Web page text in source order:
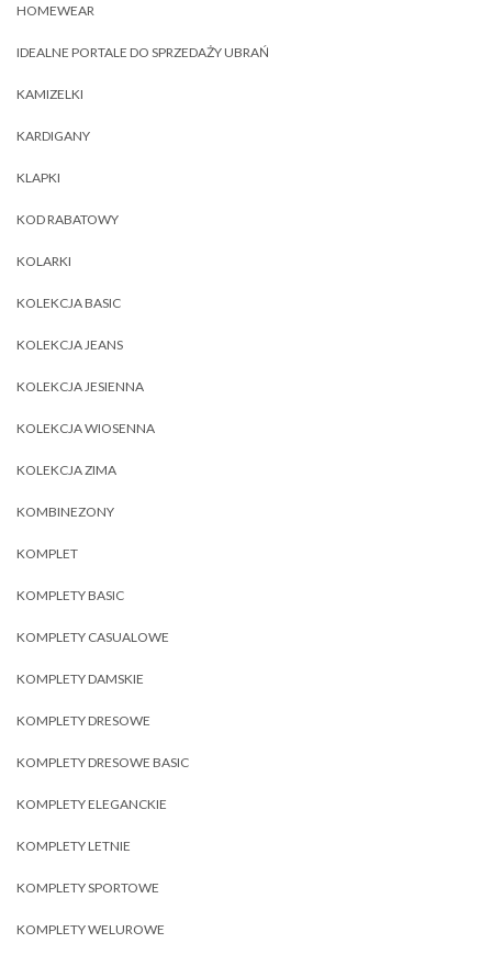
HOMEWEAR
IDEALNE PORTALE DO SPRZEDAŻY UBRAŃ
KAMIZELKI
KARDIGANY
KLAPKI
KOD RABATOWY
KOLARKI
KOLEKCJA BASIC
KOLEKCJA JEANS
KOLEKCJA JESIENNA
KOLEKCJA WIOSENNA
KOLEKCJA ZIMA
KOMBINEZONY
KOMPLET
KOMPLETY BASIC
KOMPLETY CASUALOWE
KOMPLETY DAMSKIE
KOMPLETY DRESOWE
KOMPLETY DRESOWE BASIC
KOMPLETY ELEGANCKIE
KOMPLETY LETNIE
KOMPLETY SPORTOWE
KOMPLETY WELUROWE